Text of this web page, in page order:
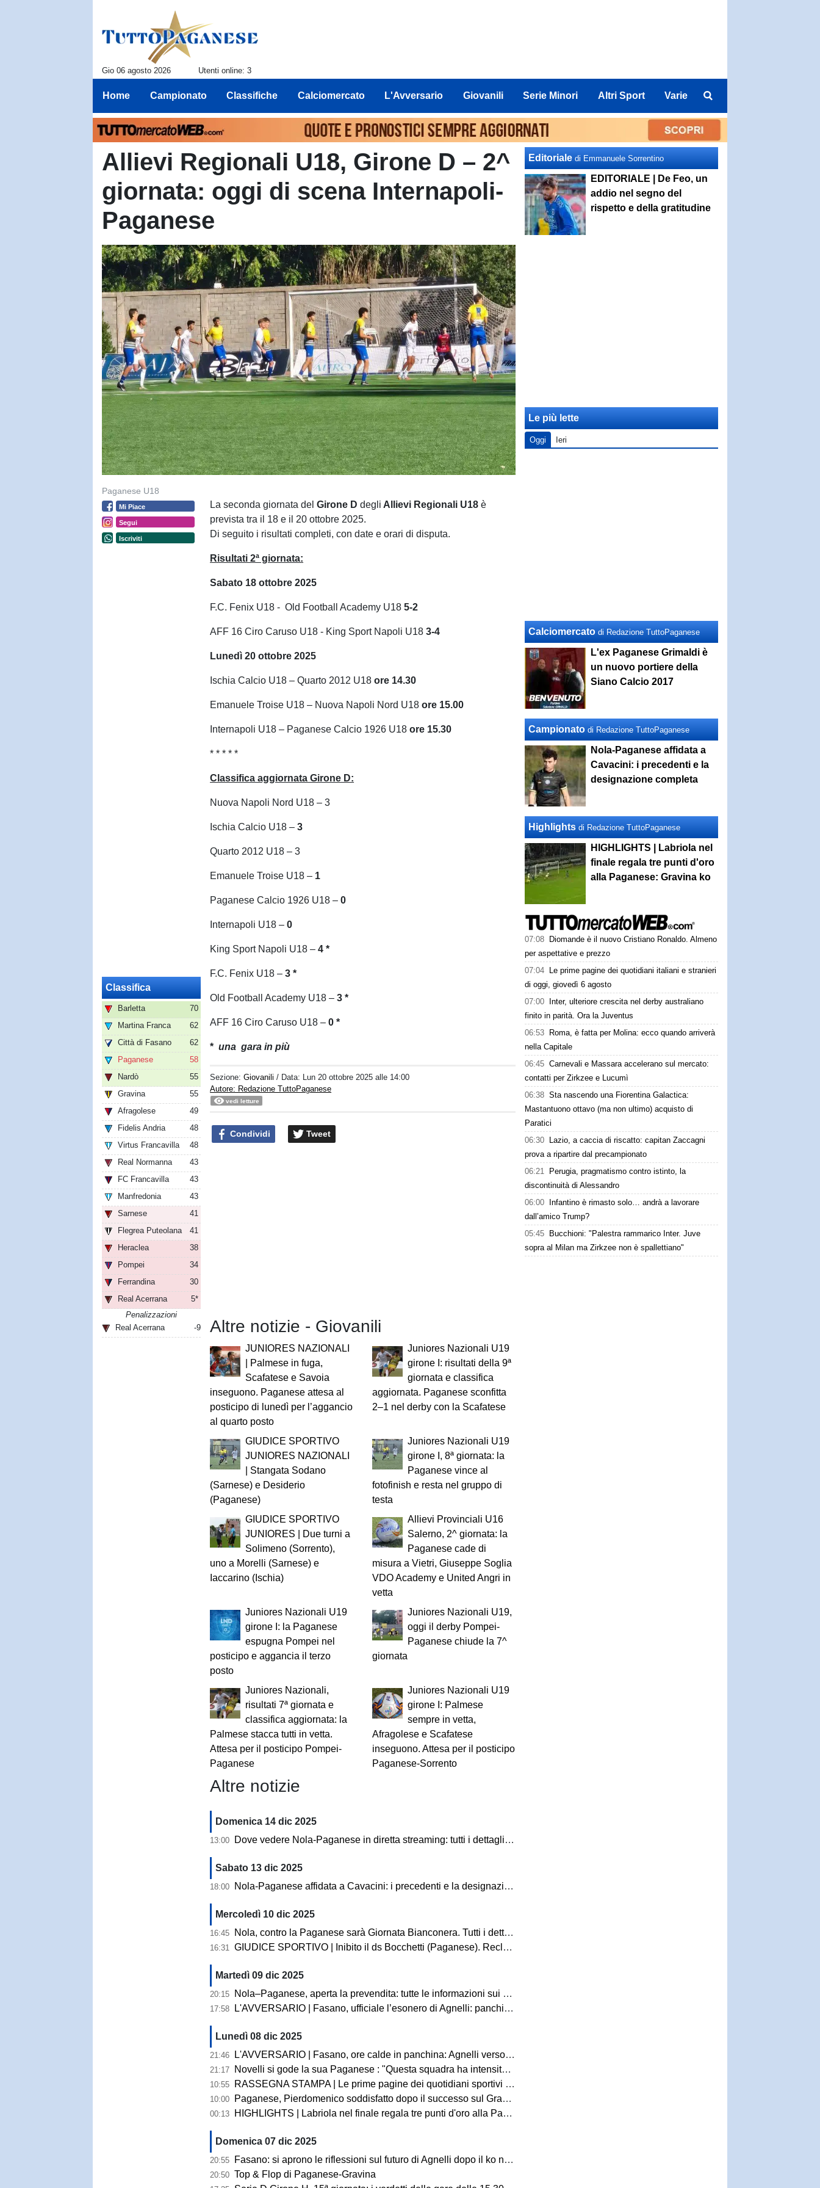
Gio 06 agosto 2026 Utenti online: 3
Home Campionato Classifiche Calciomercato L'Avversario Giovanili Serie Minori Altri Sport Varie
Allievi Regionali U18, Girone D – 2^
giornata: oggi di scena Internapoli-
Paganese
Paganese U18
Mi Piace
Segui
Iscriviti
Classifica
Barletta
70
Martina Franca
62
Città di Fasano
62
Paganese
58
Nardò
55
Gravina
55
Afragolese
49
Fidelis Andria
48
Virtus Francavilla
48
Real Normanna
43
FC Francavilla
43
Manfredonia
43
Sarnese
41
Flegrea Puteolana
41
Heraclea
38
Pompei
34
Ferrandina
30
Real Acerrana
5*
Penalizzazioni
Real Acerrana
-9
La seconda giornata delGirone Ddegli Allievi Regionali U18 è
prevista tra il 18 e il 20 ottobre 2025.
Di seguito i risultati completi, con date e orari di disputa.
Risultati 2ª giornata:
Sabato 18 ottobre 2025
F.C. Fenix U18 - Old Football Academy U185-2
AFF 16 Ciro Caruso U18 - King Sport Napoli U183-4
Lunedì 20 ottobre 2025
Ischia Calcio U18 – Quarto 2012 U18ore 14.30
Emanuele Troise U18 – Nuova Napoli Nord U18ore 15.00
Internapoli U18 – Paganese Calcio 1926 U18ore 15.30
* * * * *
Classifica aggiornata Girone D:
Nuova Napoli Nord U18 – 3
Ischia Calcio U18 – 3
Quarto 2012 U18 – 3
Emanuele Troise U18 – 1
Paganese Calcio 1926 U18 –0
Internapoli U18 – 0
King Sport Napoli U18 –4 *
F.C. Fenix U18 –3 *
Old Football Academy U18 –3 *
AFF 16 Ciro Caruso U18 –0 *
*una gara in più
Sezione:Giovanili / Data: Lun 20 ottobre 2025 alle 14:00
Autore: Redazione TuttoPaganese
vedi letture
Condividi Tweet
Altre notizie - Giovanili
JUNIORES NAZIONALI
| Palmese in fuga,
Scafatese e Savoia
inseguono. Paganese attesa al
posticipo di lunedì per l’aggancio
al quarto posto
Juniores Nazionali U19
girone I: risultati della 9ª
giornata e classifica
aggiornata. Paganese sconfitta
2–1 nel derby con la Scafatese
GIUDICE SPORTIVO
JUNIORES NAZIONALI
| Stangata Sodano
(Sarnese) e Desiderio
(Paganese)
Juniores Nazionali U19
girone I, 8ª giornata: la
Paganese vince al
fotofinish e resta nel gruppo di
testa
GIUDICE SPORTIVO
JUNIORES | Due turni a
Solimeno (Sorrento),
uno a Morelli (Sarnese) e
Iaccarino (Ischia)
Allievi Provinciali U16
Salerno, 2^ giornata: la
Paganese cade di
misura a Vietri, Giuseppe Soglia
VDO Academy e United Angri in
vetta
Juniores Nazionali U19
girone I: la Paganese
espugna Pompei nel
posticipo e aggancia il terzo
posto
Juniores Nazionali U19,
oggi il derby Pompei-
Paganese chiude la 7^
giornata
Juniores Nazionali,
risultati 7ª giornata e
classifica aggiornata: la
Palmese stacca tutti in vetta.
Attesa per il posticipo Pompei-
Paganese
Juniores Nazionali U19
girone I: Palmese
sempre in vetta,
Afragolese e Scafatese
inseguono. Attesa per il posticipo
Paganese-Sorrento
Altre notizie
Domenica 14 dic 2025
13:00 Dove vedere Nola-Paganese in diretta streaming: tutti i dettagli per seguire l'incontro
Sabato 13 dic 2025
18:00 Nola-Paganese affidata a Cavacini: i precedenti e la designazione completa
Mercoledì 10 dic 2025
16:45 Nola, contro la Paganese sarà Giornata Bianconera. Tutti i dettagli sui tagliandi
16:31 GIUDICE SPORTIVO | Inibito il ds Bocchetti (Paganese). Reclamo Pompei, non omologato il match con l'Acerrana
Martedì 09 dic 2025
20:15 Nola–Paganese, aperta la prevendita: tutte le informazioni sui biglietti. C'è la diretta streaming!
17:58 L'AVVERSARIO | Fasano, ufficiale l’esonero di Agnelli: panchina affidata temporaneamente a Pistoia
Lunedì 08 dic 2025
21:46 L'AVVERSARIO | Fasano, ore calde in panchina: Agnelli verso l’esonero. Esposito in pole per la successione
21:17 Novelli si gode la sua Paganese : "Questa squadra ha intensità, fame e ambizione"
10:55 RASSEGNA STAMPA | Le prime pagine dei quotidiani sportivi sul successo della Paganese contro il Gravina
10:00 Paganese, Pierdomenico soddisfatto dopo il successo sul Gravina: “Abbiamo creato tanto, vittoria importante per fiducia e continuità”
00:13 HIGHLIGHTS | Labriola nel finale regala tre punti d'oro alla Paganese: Gravina ko
Domenica 07 dic 2025
20:55 Fasano: si aprono le riflessioni sul futuro di Agnelli dopo il ko nel derby con il Martina
20:50 Top & Flop di Paganese-Gravina
Editoriale di Emmanuele Sorrentino
EDITORIALE | De Feo, un
addio nel segno del
rispetto e della gratitudine
Le più lette
Oggi Ieri
Calciomercato di Redazione TuttoPaganese
L'ex Paganese Grimaldi è
un nuovo portiere della
Siano Calcio 2017
Campionato di Redazione TuttoPaganese
Nola-Paganese affidata a
Cavacini: i precedenti e la
designazione completa
Highlights di Redazione TuttoPaganese
HIGHLIGHTS | Labriola nel
finale regala tre punti d'oro
alla Paganese: Gravina ko
07:08
Diomande è il nuovo Cristiano Ronaldo. Almeno
per aspettative e prezzo
07:04
Le prime pagine dei quotidiani italiani e stranieri
di oggi, giovedì 6 agosto
07:00
Inter, ulteriore crescita nel derby australiano
finito in parità. Ora la Juventus
06:53
Roma, è fatta per Molina: ecco quando arriverà
nella Capitale
06:45 Carnevali e Massara accelerano sul mercato:
contatti per Zirkzee e Lucumì
06:38 Sta nascendo una Fiorentina Galactica:
Mastantuono ottavo (ma non ultimo) acquisto di
Paratici
06:30
Lazio, a caccia di riscatto: capitan Zaccagni
prova a ripartire dal precampionato
06:21
Perugia, pragmatismo contro istinto, la
discontinuità di Alessandro
06:00
Infantino è rimasto solo… andrà a lavorare
dall’amico Trump?
05:45
Bucchioni: "Palestra rammarico Inter. Juve
sopra al Milan ma Zirkzee non è spallettiano"